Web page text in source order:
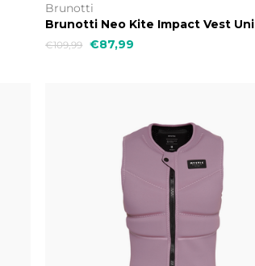
Brunotti
Brunotti Neo Kite Impact Vest Uni
Impactvest
€109,99 €87,99